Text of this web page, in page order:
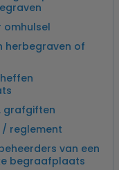
omhulsel
herbegraven of
grafgiften
reglement
van een
begraafplaats